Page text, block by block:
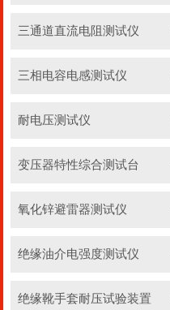
三通道直流电阻测试仪
三相电容电感测试仪
耐电压测试仪
变压器特性综合测试台
氧化锌避雷器测试仪
绝缘油介电强度测试仪
绝缘靴手套耐压试验装置